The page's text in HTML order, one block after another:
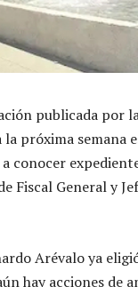
publicada por
próxima semana
conocer
Fiscal General y
Arévalo ya
hay acciones de